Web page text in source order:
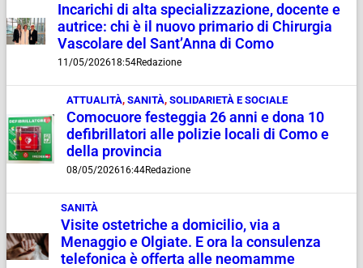
Incarichi di alta specializzazione, docente e
autrice: chi è il nuovo primario di Chirurgia
Vascolare del Sant’Anna di Como
11/05/202618:54Redazione
ATTUALITÀ, SANITÀ, SOLIDARIETÀ E SOCIALE
Comocuore festeggia 26 anni e dona 10
defibrillatori alle polizie locali di Como e
della provincia
08/05/202616:44Redazione
SANITÀ
Visite ostetriche a domicilio, via a
Menaggio e Olgiate. E ora la consulenza
telefonica è offerta alle neomamme